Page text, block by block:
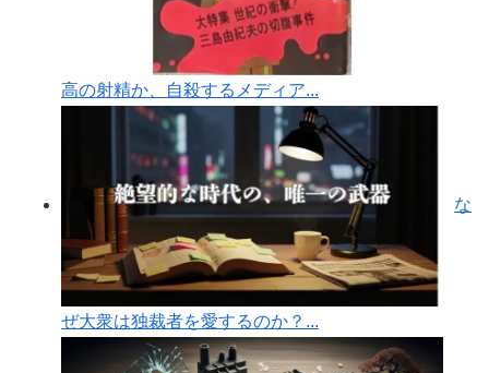
高の射精か、自殺するメディア...
な
ぜ大衆は独裁者を愛するのか？...